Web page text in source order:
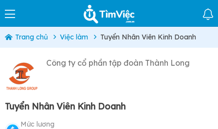
Trang chủ Việc làm Tuyển Nhân Viên Kinh Doanh
Công ty cổ phần tập đoàn Thành Long
Tuyển Nhân Viên Kinh Doanh
Mức lương